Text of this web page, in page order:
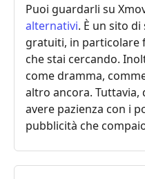
Puoi guardarli su
alternativi. È un sito
gratuiti, in particolare
che stai cercando.
come dramma,
altro ancora. Tuttavia,
avere pazienza con i
pubblicità che